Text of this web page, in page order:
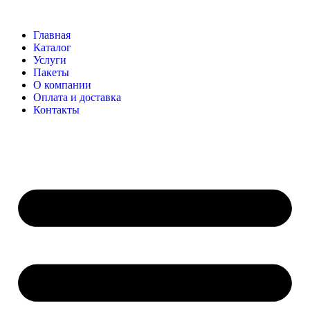
Главная
Каталог
Услуги
Пакеты
О компании
Оплата и доставка
Контакты